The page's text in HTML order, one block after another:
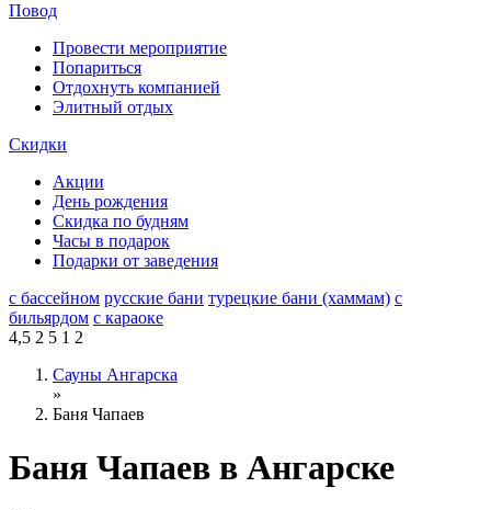
Повод
Провести мероприятие
Попариться
Отдохнуть компанией
Элитный отдых
Скидки
Акции
День рождения
Скидка по будням
Часы в подарок
Подарки от заведения
с бассейном русские бани турецкие бани (хаммам) с
бильярдом с караоке
4,5 2 5 1 2
Сауны Ангарска
»
Баня Чапаев
Баня Чапаев в Ангарске